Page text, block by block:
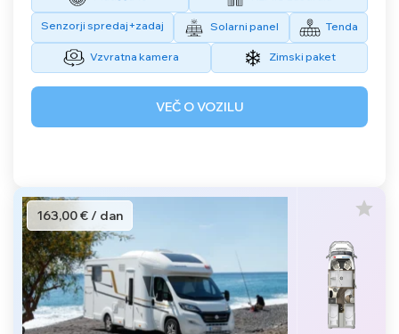
Senzorji spredaj+zadaj Solarni panel Tenda
Vzvratna kamera Zimski paket
VEČ O VOZILU
163,00 € / dan